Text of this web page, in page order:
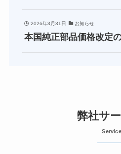
2026年3月31日 お知らせ
本国純正部品価格改定
弊社サ
Service